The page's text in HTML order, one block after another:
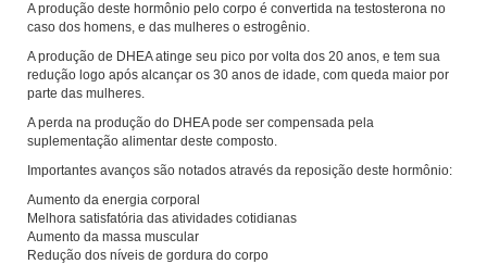
A produção deste hormônio pelo corpo é convertida na testosterona no
caso dos homens, e das mulheres o estrogênio.
A produção de DHEA atinge seu pico por volta dos 20 anos, e tem sua
redução logo após alcançar os 30 anos de idade, com queda maior por
parte das mulheres.
A perda na produção do DHEA pode ser compensada pela
suplementação alimentar deste composto.
Importantes avanços são notados através da reposição deste hormônio:
Aumento da energia corporal
Melhora satisfatória das atividades cotidianas
Aumento da massa muscular
Redução dos níveis de gordura do corpo